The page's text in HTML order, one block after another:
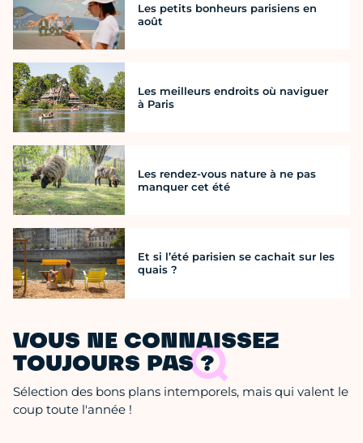
Les petits bonheurs parisiens en
août
Les meilleurs endroits où naviguer
à Paris
Les rendez-vous nature à ne pas
manquer cet été
Et si l’été parisien se cachait sur les
quais ?
VOUS NE CONNAISSEZ
TOUJOURS PAS ?
Sélection des bons plans intemporels, mais qui valent le
coup toute l'année !